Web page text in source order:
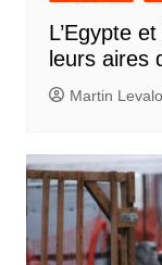
L’Egypte
leurs aires
Martin